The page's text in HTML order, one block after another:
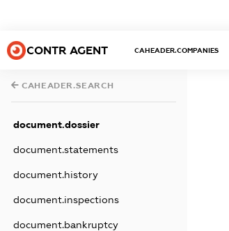
CONTR AGENT CAHEADER.COMPANIES
CAHEADER.SEARCH
document.dossier
document.statements
document.history
document.inspections
document.bankruptcy